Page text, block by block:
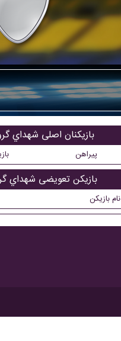
بازیکنان اصلی شهداي
پیراهن
بازیکن تعویضی شهداي
نام بازیکن